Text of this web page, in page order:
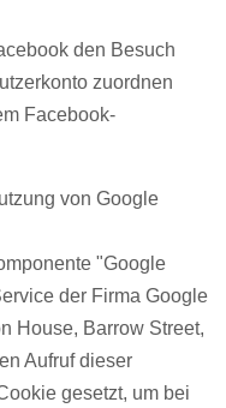
den Besuch
zuordnen
Facebook-
von Google
"Google
der Firma Google
House, Barrow Street,
Aufruf dieser
gesetzt, um bei